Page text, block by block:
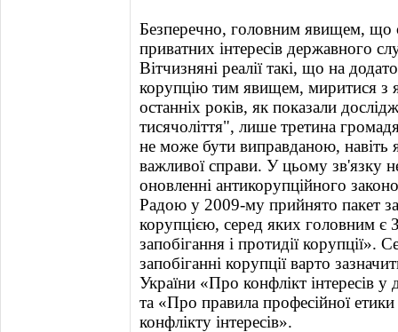
Безперечно, головним явищем, що
приватних інтересів державного
Вітчизняні реалії такі, що на
корупцію тим явищем, миритися
останніх років, як показали
тисячоліття", лише третина
не може бути виправданою, навіть
важливої справи. У цьому зв'язку
оновленні антикорупційного
Радою у 2009-му прийнято пакет
корупцією, серед яких головним є
запобігання і протидії корупції».
запобіганні корупції варто
України «Про конфлікт інтересів у
та «Про правила професійної
конфлікту інтересів».